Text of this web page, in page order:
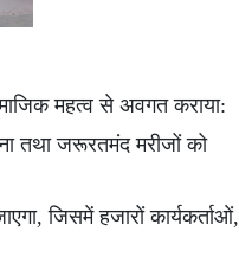
महत्व से अवगत कराया:
तथा जरूरतमंद मरीजों को
जिसमें हजारों कार्यकर्ताओं,